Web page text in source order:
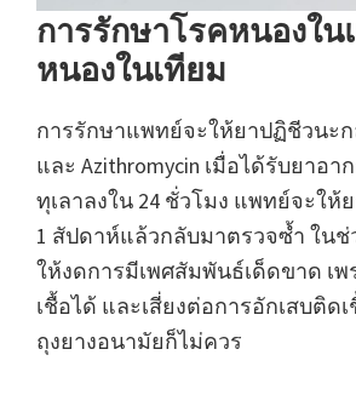
การรักษาโรคหนองใน
หนองในเทียม
การรักษาแพทย์จะให้ยาปฏิชีวนะก
และ Azithromycin เมื่อได้รับยาอา
ทุเลาลงใน 24 ชั่วโมง แพทย์จะใ
1 สัปดาห์แล้วกลับมาตรวจซ้ำ ในช่
ให้งดการมีเพศสัมพันธ์เด็ดขาด เ
เชื้อได้ และเสี่ยงต่อการอักเสบติด
ถุงยางอนามัยก็ไม่ควร